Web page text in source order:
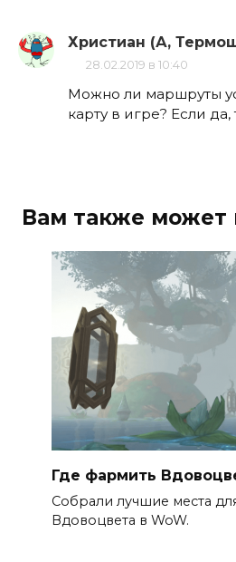
Христиан (А,
28.02.2019 в 10:40
Можно ли маршруты
карту в игре? Если да,
Вам также может
Где фармить
Собрали лучшие места
Вдовоцвета в WoW.